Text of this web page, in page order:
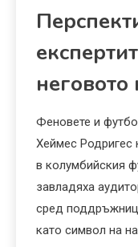
неговото
Феновете и
Хеймес Родригес
в колумбийския
завладяха
сред
като символ на